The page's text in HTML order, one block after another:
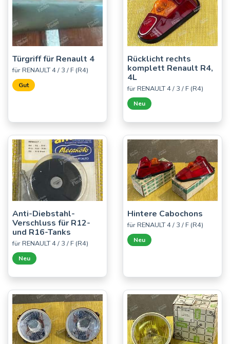
Türgriff für Renault 4
für RENAULT 4 / 3 / F (R4)
Gut
Rücklicht rechts
komplett Renault R4,
4L
für RENAULT 4 / 3 / F (R4)
Neu
Anti-Diebstahl-
Verschluss für R12-
und R16-Tanks
für RENAULT 4 / 3 / F (R4)
Neu
Hintere Cabochons
für RENAULT 4 / 3 / F (R4)
Neu